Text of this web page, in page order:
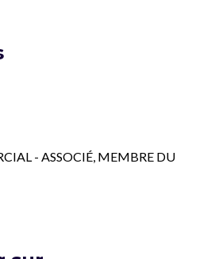
- ASSOCIÉ, MEMBRE DU